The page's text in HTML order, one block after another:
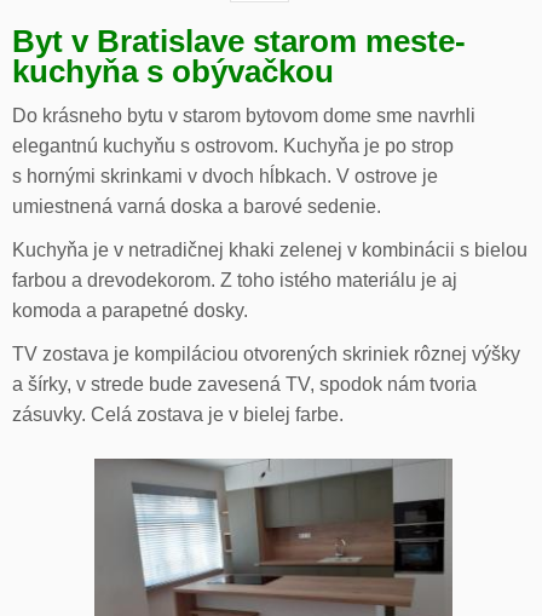
Byt v Bratislave starom meste-
kuchyňa s obývačkou
Do krásneho bytu v starom bytovom dome sme navrhli
elegantnú kuchyňu s ostrovom. Kuchyňa je po strop
s hornými skrinkami v dvoch hĺbkach. V ostrove je
umiestnená varná doska a barové sedenie.
Kuchyňa je v netradičnej khaki zelenej v kombinácii s bielou
farbou a drevodekorom. Z toho istého materiálu je aj
komoda a parapetné dosky.
TV zostava je kompiláciou otvorených skriniek rôznej výšky
a šírky, v strede bude zavesená TV, spodok nám tvoria
zásuvky. Celá zostava je v bielej farbe.